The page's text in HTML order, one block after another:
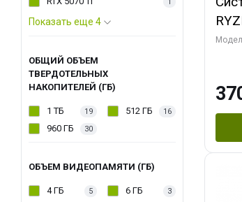
Показать еще 4
ОБЩИЙ ОБЪЕМ
ТВЕРДОТЕЛЬНЫХ
НАКОПИТЕЛЕЙ (ГБ)
1 ТБ 19 512 ГБ 16
960 ГБ 30
ОБЪЕМ ВИДЕОПАМЯТИ (ГБ)
4 ГБ 5 6 ГБ 3